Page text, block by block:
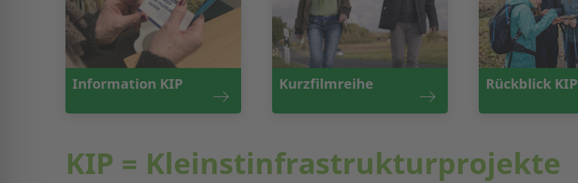
Information KIP Kurzfilmreihe Rückblick KIP
KIP = Kleinstinfrastrukturprojekte